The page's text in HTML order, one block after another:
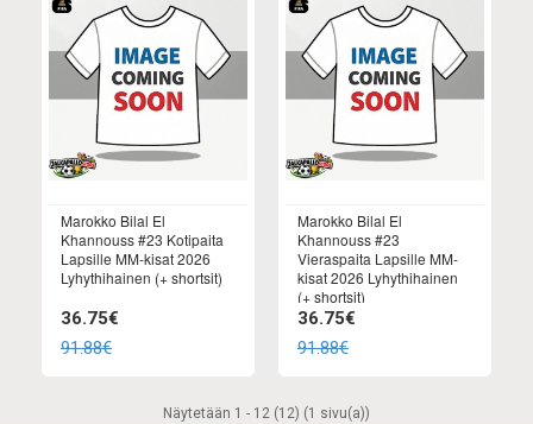
Marokko Bilal El
Khannouss #23 Kotipaita
Lapsille MM-kisat 2026
Lyhythihainen (+ shortsit)
36.75€
91.88€
Marokko Bilal El
Khannouss #23
Vieraspaita Lapsille MM-
kisat 2026 Lyhythihainen
(+ shortsit)
36.75€
91.88€
Näytetään 1 - 12 (12) (1 sivu(a))